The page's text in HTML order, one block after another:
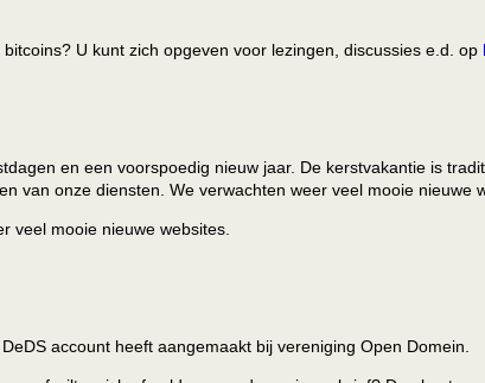
U kunt zich opgeven voor lezingen, discussies e.d. op
en een voorspoedig nieuw jaar. De kerstvakantie is
van onze diensten. We verwachten weer veel mooie nieuwe
veel mooie nieuwe websites.
account heeft aangemaakt bij vereniging Open Domein.